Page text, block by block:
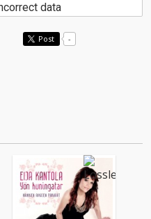
data
Post -